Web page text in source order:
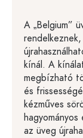
A „Belgium”
kínál. A
megbízható
és
kézműves
az üveg